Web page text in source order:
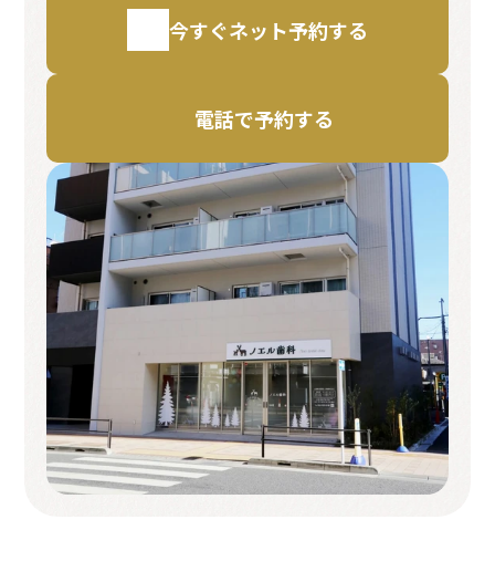
今すぐネット予約する
電話で予約する